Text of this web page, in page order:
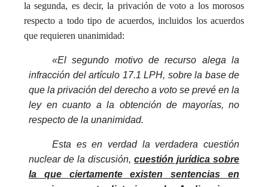
la segunda, es decir, la privación de voto a los morosos
respecto a todo tipo de acuerdos, incluidos los acuerdos
que requieren unanimidad:
«El segundo motivo de recurso alega la
infracción del artículo 17.1 LPH, sobre la base de
que la privación del derecho a voto se prevé en la
ley en cuanto a la obtención de mayorías, no
respecto de la unanimidad.
Esta es en verdad la verdadera cuestión
nuclear de la discusión, cuestión jurídica sobre
la que ciertamente existen sentencias en